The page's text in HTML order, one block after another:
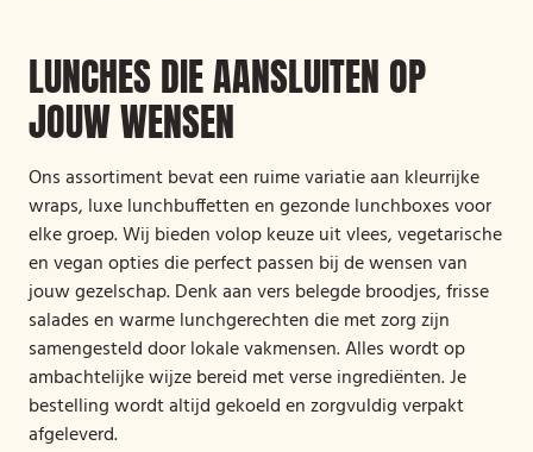
LUNCHES DIE AANSLUITEN OP
JOUW WENSEN
Ons assortiment bevat een ruime variatie aan kleurrijke
wraps, luxe lunchbuffetten en gezonde lunchboxes voor
elke groep. Wij bieden volop keuze uit vlees, vegetarische
en vegan opties die perfect passen bij de wensen van
jouw gezelschap. Denk aan vers belegde broodjes, frisse
salades en warme lunchgerechten die met zorg zijn
samengesteld door lokale vakmensen. Alles wordt op
ambachtelijke wijze bereid met verse ingrediënten. Je
bestelling wordt altijd gekoeld en zorgvuldig verpakt
afgeleverd.